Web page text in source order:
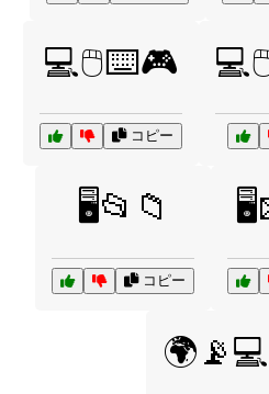
💻🖱️⌨️🎮
コピー
🖥️📂📁
コピー